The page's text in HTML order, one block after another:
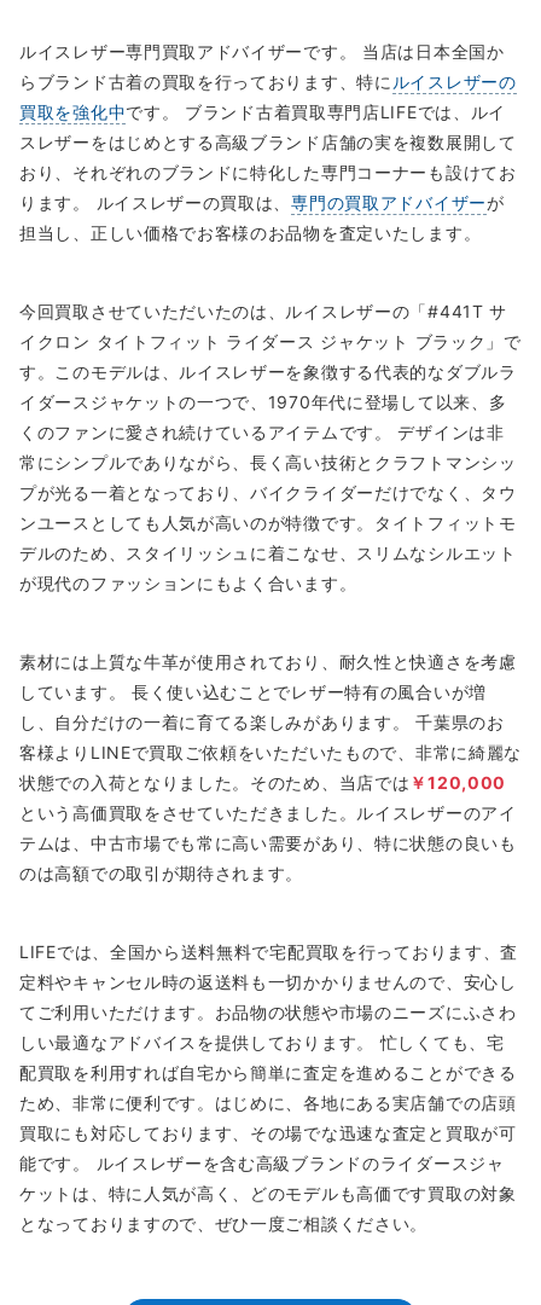
ルイスレザー専門買取アドバイザーです。 当店は日本全国か
らブランド古着の買取を行っております、特に ルイスレザーの
買取を強化中です。 ブランド古着買取専門店LIFEでは、ルイ
スレザーをはじめとする高級ブランド店舗の実を複数展開して
おり、それぞれのブランドに特化した専門コーナーも設けてお
ります。 ルイスレザーの買取は、専門の買取アドバイザーが
担当し、正しい価格でお客様のお品物を査定いたします。
今回買取させていただいたのは、ルイスレザーの「#441T サ
イクロン タイトフィット ライダース ジャケット ブラック」で
す。このモデルは、ルイスレザーを象徴する代表的なダブルラ
イダースジャケットの一つで、1970年代に登場して以来、多
くのファンに愛され続けているアイテムです。 デザインは非
常にシンプルでありながら、長く高い技術とクラフトマンシッ
プが光る一着となっており、バイクライダーだけでなく、タウ
ンユースとしても人気が高いのが特徴です。タイトフィットモ
デルのため、スタイリッシュに着こなせ、スリムなシルエット
が現代のファッションにもよく合います。
素材には上質な牛革が使用されており、耐久性と快適さを考慮
しています。 長く使い込むことでレザー特有の風合いが増
し、自分だけの一着に育てる楽しみがあります。 千葉県のお
客様よりLINEで買取ご依頼をいただいたもので、非常に綺麗な
状態での入荷となりました。そのため、当店では ￥120,000
という高価買取をさせていただきました。ルイスレザーのアイ
テムは、中古市場でも常に高い需要があり、特に状態の良いも
のは高額での取引が期待されます。
LIFEでは、全国から送料無料で宅配買取を行っております、査
定料やキャンセル時の返送料も一切かかりませんので、安心し
てご利用いただけます。お品物の状態や市場のニーズにふさわ
しい最適なアドバイスを提供しております。 忙しくても、宅
配買取を利用すれば自宅から簡単に査定を進めることができる
ため、非常に便利です。はじめに、各地にある実店舗での店頭
買取にも対応しております、その場でな迅速な査定と買取が可
能です。 ルイスレザーを含む高級ブランドのライダースジャ
ケットは、特に人気が高く、どのモデルも高価です買取の対象
となっておりますので、ぜひ一度ご相談ください。